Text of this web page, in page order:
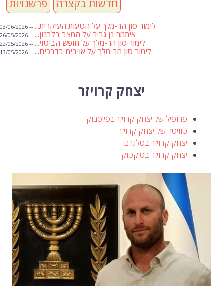
פרשנויות חדשות בקצרה
לימור סון הר-מלך על הטעות העיקרית... -- 03/06/2026
איתמר בן גביר על המצב בלבנון... -- 26/05/2026
לימור סון הר-מלך על חופש הביטוי... -- 22/05/2026
לימור סון הר-מלך על אויבים בדרכים... -- 13/05/2026
שבועת אמונים לדעאש
לימור סון הר-מלך על חוק...
מיכאל בן ארי על פרשת הת...
מיכאל בן ארי על פרשת הת...
חוק עונש מוות למחבלים...
מיכאל בן ארי על פרשת השבוע ת...
מיכאל בן ארי על פרשת השבוע ת...
מיכאל בן ארי על פרשת השבוע ...
מיכאל בן ארי על פרשת השבוע ת...-- 06/03/2026
מיכאל בן ארי על פרשת הת...-- 27/02/2026
מיכאל בן ארי על פרשת הת...
מיכאל בן ארי על פרשת הת...-- 13/02/2026
מיכאל בן ארי על פרשת השבוע ת...-- 06/02/2026
חלקם של היהודים הולך ופוחת....-- 03/02/2026
מיכאל בן ארי על פרשת השבוע ת...-- 30/01/2026
יצחק קרויזר
פרופיל של יצחק קרויזר בפייסבוק
טוויטר של יצחק קרויזר
יצחק קרויזר בטלגרם
יצחק קרויזר בטיקטוק